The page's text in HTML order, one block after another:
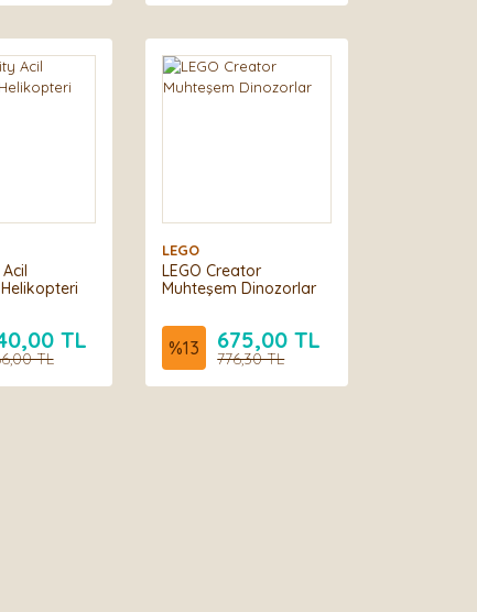
TL
TL
LEGO
LEGO Creator
Muhteşem Dinozorlar
%13 675,00 TL
776,30 TL